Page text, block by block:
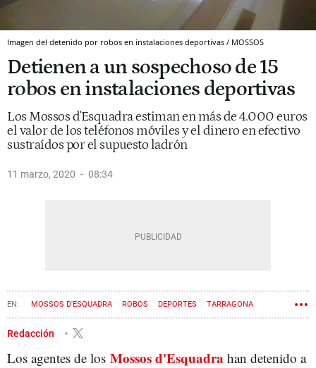
Imagen del detenido por robos en instalaciones deportivas / MOSSOS
Detienen a un sospechoso de 15
robos en instalaciones deportivas
Los Mossos d'Esquadra estiman en más de 4.000 euros
el valor de los teléfonos móviles y el dinero en efectivo
sustraídos por el supuesto ladrón
11 marzo, 2020 08:34
MOSSOS D'ESQUADRA ROBOS DEPORTES TARRAGONA
Redacción
Los agentes de los Mossos d'Esquadra han detenido a